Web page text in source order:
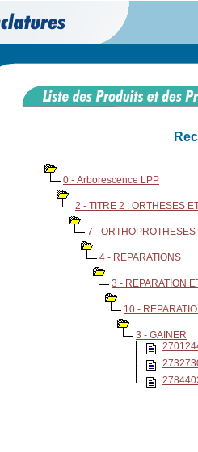
0 - Arborescence LPP
2 - TITRE 2 : ORTHESES
7 - ORTHOPROTHESES
4 - REPARATIONS
3 - REPARATION
10 -
3 - GAINER